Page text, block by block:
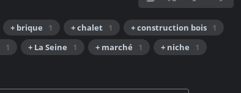
+ brique 1 + chalet 1 + construction bois 1
1 + La Seine 1 + marché 1 + niche
1